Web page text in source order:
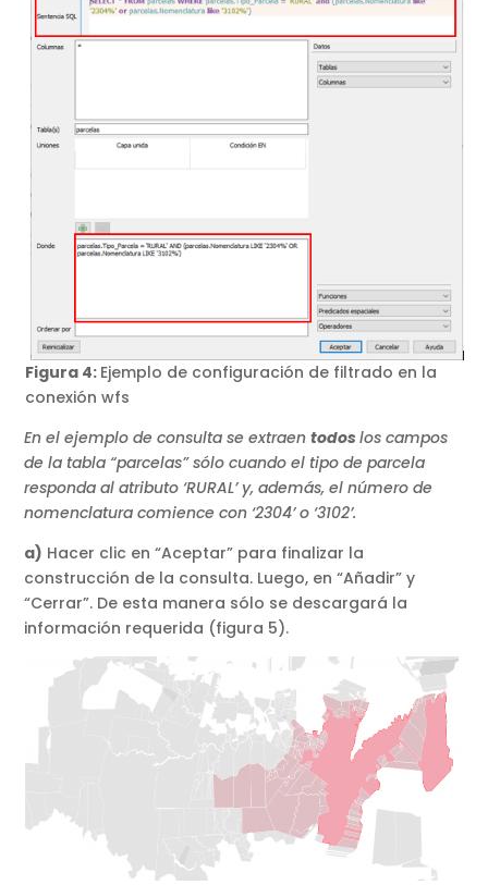
Figura 4: Ejemplo de configuración de filtrado en la
conexión wfs
En el ejemplo de consulta se extraentodoslos campos
de la tabla “parcelas” sólo cuando el tipo de parcela
responda al atributo ‘RURAL’ y, además, el número de
nomenclatura comience con ‘2304’ o ‘3102’.
a) Hacer clic en “Aceptar” para finalizar la
construcción de la consulta. Luego, en “Añadir” y
“Cerrar”. De esta manera sólo se descargará la
información requerida (figura 5).